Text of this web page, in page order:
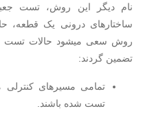
نام دیگر این روش، تست
ساختارهای درونی یک قطعه،
روش سعی میشود حالات تست
تضمین گردند:
تمامی مسیرهای
تست شده باشند.